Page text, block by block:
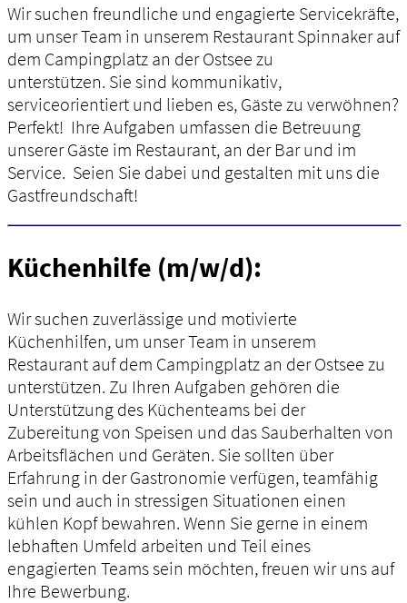
Wir suchen freundliche und engagierte Servicekräfte,
um unser Team in unserem Restaurant Spinnaker auf
dem Campingplatz an der Ostsee zu
unterstützen. Sie sind kommunikativ,
serviceorientiert und lieben es, Gäste zu verwöhnen?
Perfekt! Ihre Aufgaben umfassen die Betreuung
unserer Gäste im Restaurant, an der Bar und im
Service. Seien Sie dabei und gestalten mit uns die
Gastfreundschaft!
Küchenhilfe (m/w/d):
Wir suchen zuverlässige und motivierte
Küchenhilfen, um unser Team in unserem
Restaurant auf dem Campingplatz an der Ostsee zu
unterstützen. Zu Ihren Aufgaben gehören die
Unterstützung des Küchenteams bei der
Zubereitung von Speisen und das Sauberhalten von
Arbeitsflächen und Geräten. Sie sollten über
Erfahrung in der Gastronomie verfügen, teamfähig
sein und auch in stressigen Situationen einen
kühlen Kopf bewahren. Wenn Sie gerne in einem
lebhaften Umfeld arbeiten und Teil eines
engagierten Teams sein möchten, freuen wir uns auf
Ihre Bewerbung.